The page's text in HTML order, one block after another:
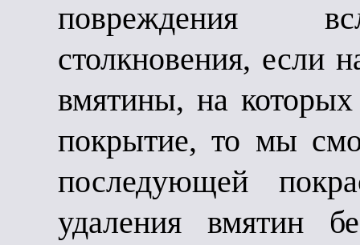
повреждения
столкновения, если
вмятины, на
покрытие, то мы
последующей
удаления вмятин